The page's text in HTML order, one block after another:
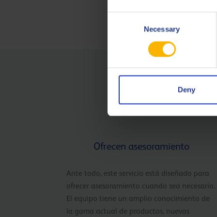
Necessary
Deny
Ofrecen asesoramiento
Ante todo, este servicio está diseñado para
ofrecer asesoramiento cuando sea necesario.
El equipo tiene un amplio conocimiento de
la gama actual de productos, nuevos